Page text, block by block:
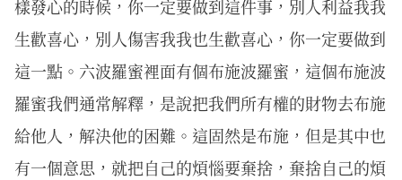
樣發心的時候，你一定要做到這件事，別人利益我我
生歡喜心，別人傷害我我也生歡喜心，你一定要做到
這一點。六波羅蜜裡面有個布施波羅蜜，這個布施波
羅蜜我們通常解釋，是說把我們所有權的財物去布施
給他人，解決他的困難。這固然是布施，但是其中也
有一個意思，就把自己的煩惱要棄捨，棄捨自己的煩